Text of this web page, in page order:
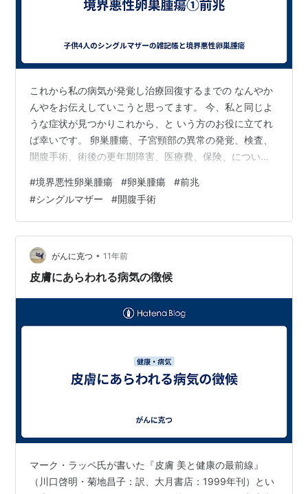
これから私の病気が発覚し治療回復するまでの なんやか
んやをお伝えしていこうと思ってます。 今、私と同じよ
うな症状が見つかりこれから、と いう方のお役に立てれ
ば幸いです。 卵巣腫瘍、子宮頸部の異常の発覚、検査、
開腹手術、術後の更年期障害、医療費、保険、について
宮がんの定期健診は 2年に一回ぐらいのペースで受けて
きて、異常が 見つかることはありませんでした。 元々、
子宮筋腫、月経過多もあり、貧血気味に なることがあっ
たので、婦人科にもかかっていたの ですが、一昨年は仕
事も忙しく、すべての健診を 受けていませんでした。 そ
うゆうときに限って病…
#境界悪性卵巣腫瘍 #卵巣腫瘍 #前兆
#シングルマザー #開腹手術
がんに克つ • 11年前
皮膚にあらわれる病気の徴候
マーク・ラッペ氏が書いた『皮膚 美と健康の最前線』
（川口啓明・菊地昌子：訳、大月書店：1999年刊）とい